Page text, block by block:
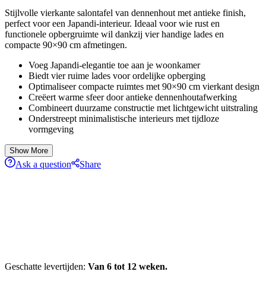
Stijlvolle vierkante salontafel van dennenhout met antieke finish,
perfect voor een Japandi-interieur. Ideaal voor wie rust en
functionele opbergruimte wil dankzij vier handige lades en
compacte 90×90 cm afmetingen.
Voeg Japandi-elegantie toe aan je woonkamer
Biedt vier ruime lades voor ordelijke opberging
Optimaliseer compacte ruimtes met 90×90 cm vierkant design
Creëert warme sfeer door antieke dennenhoutafwerking
Combineert duurzame constructie met lichtgewicht uitstraling
Onderstreept minimalistische interieurs met tijdloze
vormgeving
Show More
Ask a question Share
Geschatte levertijden: Van 6 tot 12 weken.